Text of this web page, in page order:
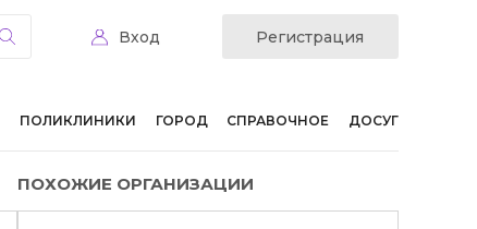
Вход Регистрация
ПОЛИКЛИНИКИ ГОРОД СПРАВОЧНОЕ ДОСУГ
ПОХОЖИЕ ОРГАНИЗАЦИИ